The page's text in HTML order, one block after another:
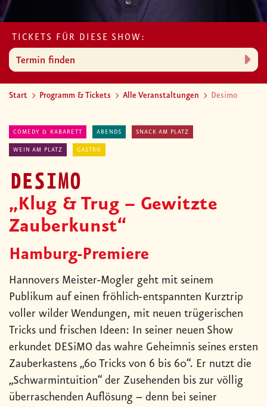
TICKETS FÜR DIESE SHOW:
Termin finden
Start Programm & Tickets Alle Veranstaltungen Desimo
COMEDY & KABARETT ABENDS SNACK AM PLATZ
WEIN AM PLATZ GASTRO
DESIMO
„Klug & Trug – Gewitzte
Zauberkunst“
Hamburg-Premiere
Hannovers Meister-Mogler geht mit seinem
Publikum auf einen fröhlich-entspannten Kurztrip
voller wilder Wendungen, mit neuen trügerischen
Tricks und frischen Ideen: In seiner neuen Show
erkundet DESiMO das wahre Geheimnis seines ersten
Zauberkastens „60 Tricks von 6 bis 60“. Er nutzt die
„Schwarmintuition“ der Zusehenden bis zur völlig
überraschenden Auflösung – denn bei seiner